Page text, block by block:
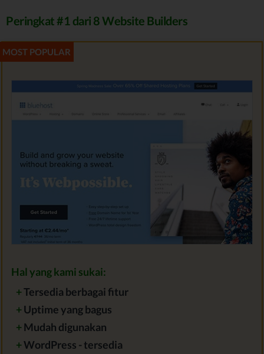
Peringkat #1 dari 8 Website Builders
Hal yang kami sukai:
+Tersedia berbagai fitur
+Uptime yang bagus
+Mudah digunakan
+WordPress - tersedia